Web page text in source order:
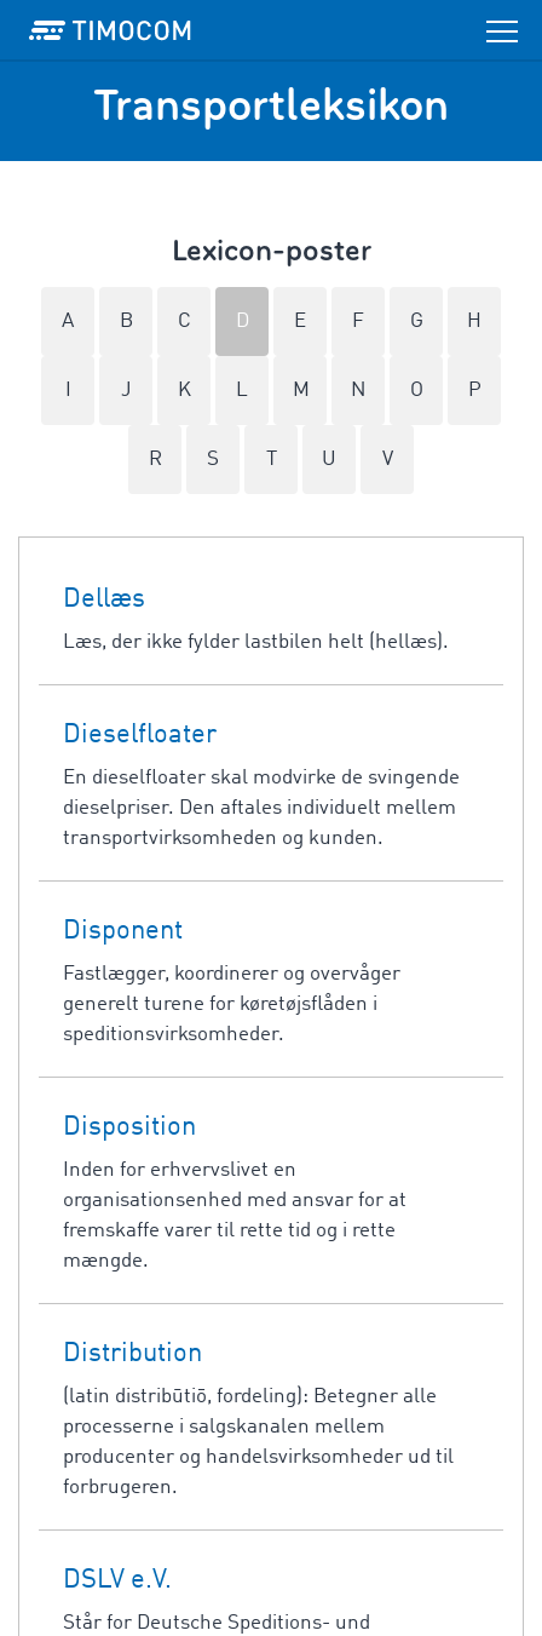
Transportleksikon
Lexicon-poster
A B C D E F G H
J K L M N O P
R S U V
Dellæs
Læs, der ikke fylder lastbilen helt (hellæs).
Dieselfloater
En dieselfloater skal modvirke de svingende
dieselpriser. Den aftales individuelt mellem
transportvirksomheden og kunden.
Disponent
Fastlægger, koordinerer og overvåger
generelt turene for køretøjsflåden i
speditionsvirksomheder.
Disposition
Inden for erhvervslivet en
organisationsenhed med ansvar for at
fremskaffe varer til rette tid og i rette
mængde.
Distribution
(latin distribūtiō, fordeling): Betegner alle
processerne i salgskanalen mellem
producenter og handelsvirksomheder ud til
forbrugeren.
DSLV e.V.
Står for Deutsche Speditions- und